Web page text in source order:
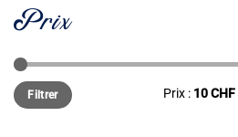
Prix
Prix
min
Prix
maxFiltrer Prix : 10 CHF